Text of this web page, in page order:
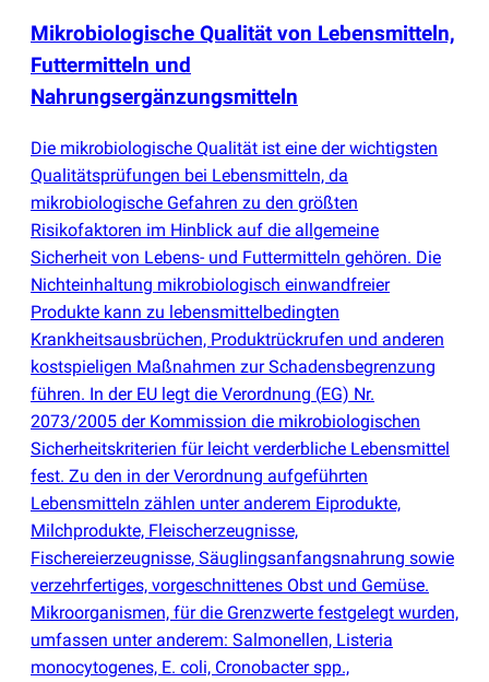
Mikrobiologische Qualität von Lebensmitteln,
Futtermitteln und
Nahrungsergänzungsmitteln
Die mikrobiologische Qualität ist eine der wichtigsten
Qualitätsprüfungen bei Lebensmitteln, da
mikrobiologische Gefahren zu den größten
Risikofaktoren im Hinblick auf die allgemeine
Sicherheit von Lebens- und Futtermitteln gehören. Die
Nichteinhaltung mikrobiologisch einwandfreier
Produkte kann zu lebensmittelbedingten
Krankheitsausbrüchen, Produktrückrufen und anderen
kostspieligen Maßnahmen zur Schadensbegrenzung
führen. In der EU legt die Verordnung (EG) Nr.
2073/2005 der Kommission die mikrobiologischen
Sicherheitskriterien für leicht verderbliche Lebensmittel
fest. Zu den in der Verordnung aufgeführten
Lebensmitteln zählen unter anderem Eiprodukte,
Milchprodukte, Fleischerzeugnisse,
Fischereierzeugnisse, Säuglingsanfangsnahrung sowie
verzehrfertiges, vorgeschnittenes Obst und Gemüse.
Mikroorganismen, für die Grenzwerte festgelegt wurden,
umfassen unter anderem: Salmonellen, Listeria
monocytogenes, E. coli, Cronobacter spp.,